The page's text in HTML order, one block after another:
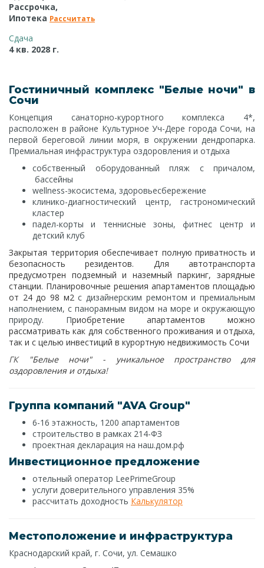
Рассрочка,
Ипотека Рассчитать
Сдача
4 кв. 2028 г.
Гостиничный комплекс "Белые ночи" в
Сочи
Концепция санаторно-курортного комплекса 4*,
расположен в районе Культурное Уч-Дере города Сочи, на
первой береговой линии моря, в окружении дендропарка.
Премиальная инфраструктура оздоровления и отдыха
собственный оборудованный пляж с причалом,
бассейны
wellness-экосистема, здоровьесбережение
клинико-диагностический центр, гастрономический
кластер
падел-корты и теннисные зоны, фитнес центр и
детский клуб
Закрытая территория обеспечивает полную приватность и
безопасность резидентов. Для автотранспорта
предусмотрен подземный и наземный паркинг, зарядные
станции. Планировочные решения апартаментов площадью
от 24 до 98 м2с дизайнерским ремонтом и премиальным
наполнением, с панорамным видом на море и окружающую
природу. Приобретение апартаментов можно
рассматривать как для собственного проживания и отдыха,
так и с целью инвестиций в курортную недвижимость Сочи
ГК
"Белые ночи" - уникальное пространство для
оздоровления и отдыха!
Группа компаний "AVA Group"
6-16 этажность, 1200 апартаментов
строительство в рамках 214-ФЗ
проектная декларация на наш.дом.рф
Инвестиционное предложение
отельный оператор LeePrimeGroup
услуги доверительного управления 35%
рассчитать доходность Калькулятор
Местоположение и инфраструктура
Краснодарский край, г. Сочи, ул. Семашко